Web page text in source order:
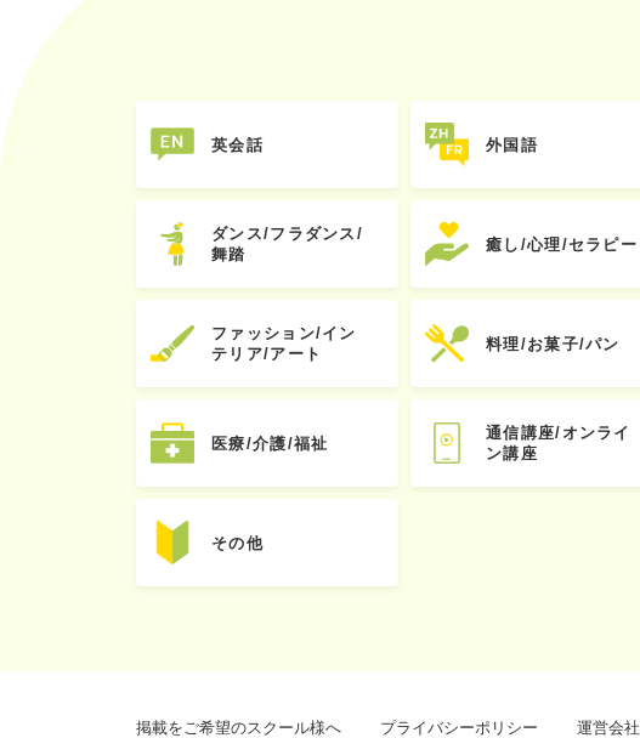
英会話 外国語
ダンス/フラダンス/
舞踏
癒し/心理/セラピー
ファッション/イン
テリア/アート
料理/お菓子/パン
医療/介護/福祉
通信講座/オンライ
ン講座
その他
掲載をご希望のスクール様へ プライバシーポリシー 運営会社